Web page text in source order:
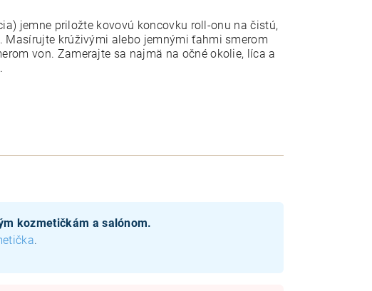
jemne priložte kovovú koncovku roll-onu na čistú,
krúživými alebo jemnými ťahmi smerom
von. Zamerajte sa najmä na očné okolie, líca a
kozmetičkám a salónom.
.